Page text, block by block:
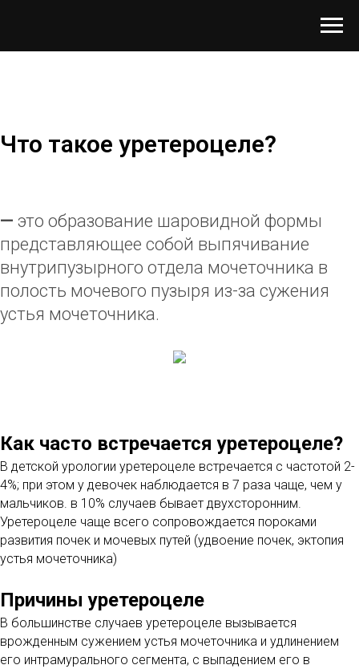
Что такое уретероцеле?
— это образование шаровидной формы
представляющее собой выпячивание
внутрипузырного отдела мочеточника в
полость мочевого пузыря из-за сужения
устья мочеточника.
Как часто встречается уретероцеле?
В детской урологии уретероцеле встречается с частотой 2-
4%; при этом у девочек наблюдается в 7 раза чаще, чем у
мальчиков. в 10% случаев бывает двухсторонним.
Уретероцеле чаще всего сопровождается пороками
развития почек и мочевых путей (удвоение почек, эктопия
устья мочеточника)
Причины уретероцеле
В большинстве случаев уретероцеле вызывается
врожденным сужением устья мочеточника и удлинением
его интрамурального сегмента, с выпадением его в